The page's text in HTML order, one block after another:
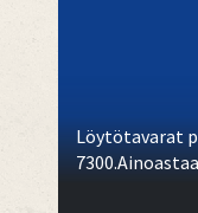
Löytötavarat